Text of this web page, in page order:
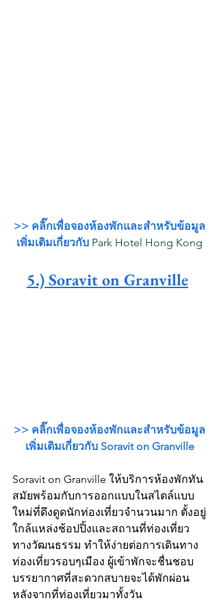
>> คลิ๊กเพื่อจองห้องพักและสำหรับข้อมูล
เพิ่มเติมเกี่ยวกับ Park Hotel Hong Kong
5.) Soravit on Granville
>> คลิ๊กเพื่อจองห้องพักและสำหรับข้อมูล
เพิ่มเติมเกี่ยวกับ Soravit on Granville
Soravit on Granville ให้บริการห้องพักทัน
สมัยพร้อมกับการออกแบบในสไตล์แบบ
ใหม่ที่ดึงดูดนักท่องเที่ยวจำนวนมาก ตั้งอยู่
ใกล้แหล่งช้อปปิ้งและสถานที่ท่องเที่ยว
ทางวัฒนธรรม ทำให้ง่ายต่อการเดินทาง
ท่องเที่ยวรอบๆเมือง ผู้เข้าพักจะชื่นชอบ
บรรยากาศที่สะดวกสบายจะได้พักผ่อน
หลังจากที่ท่องเที่ยวมาทั้งวัน